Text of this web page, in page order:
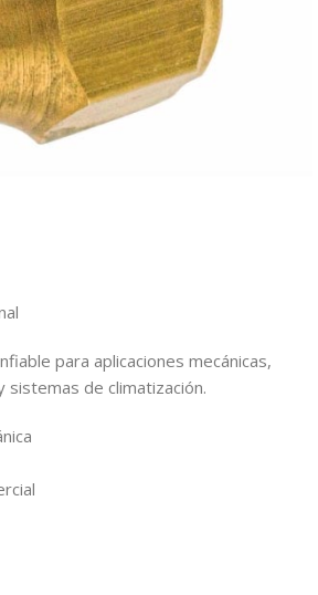
para aplicaciones mecánicas,
sistemas de climatización.